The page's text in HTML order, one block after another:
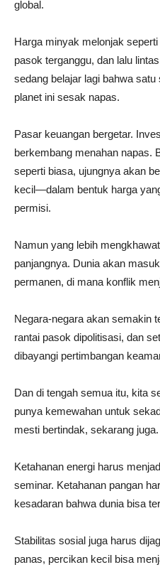
global.
Harga minyak melonjak
pasok terganggu, dan lalu
sedang belajar lagi bahwa
planet ini sesak napas.
Pasar keuangan bergetar.
berkembang menahan napas.
seperti biasa, ujungnya akan
kecil—dalam bentuk harga
permisi.
Namun yang lebih
panjangnya. Dunia akan
permanen, di mana konflik
Negara-negara akan semakin
rantai pasok dipolitisasi, dan
dibayangi pertimbangan
Dan di tengah semua itu, kita
punya kemewahan untuk
mesti bertindak, sekarang juga.
Ketahanan energi harus
seminar. Ketahanan pangan
kesadaran bahwa dunia bisa
Stabilitas sosial juga harus
panas, percikan kecil bisa